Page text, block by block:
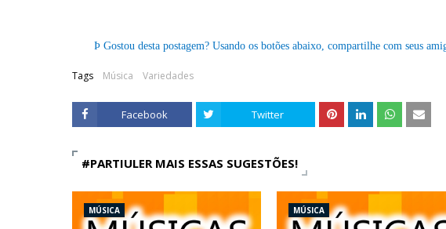
Þ Gostou desta postagem? Usando os botões abaixo, compartilhe com seus
Tags Música Variedades
Facebook Twitter
#PARTIULER MAIS ESSAS SUGESTÕES!
MÚSICA MÚSICA